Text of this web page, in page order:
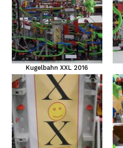
Kugelbahn XXL 2016